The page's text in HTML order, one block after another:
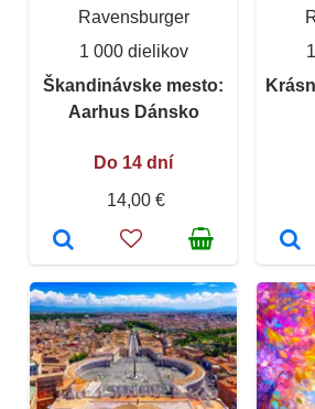
Ravensburger
1 000 dielikov
Škandinávske mesto:
Aarhus Dánsko
Do 14 dní
14,00 €